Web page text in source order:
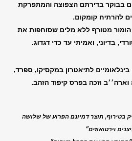
בבוקר בדירתם הצפוצה והמתפרקת
להרתיח קומקום.
דקות של הומור מטורף ללא מלים שסוחפות את
בדיוני, ואמיתי עד כדי דגדוג.
לתיאטרון במקסיקו, ספרד,
וארה׳׳ב וזכה בפרס קיפוד הזהב.
בטירוף, תוצר דמיונם הפרוע של שלושה
וירטואוזים״